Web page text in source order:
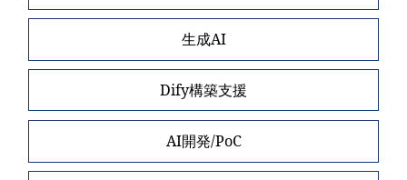
生成AI
Dify構築支援
AI開発/PoC